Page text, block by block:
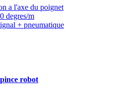
a l'axe du poignet
degres/m
+ pneumatique
robot